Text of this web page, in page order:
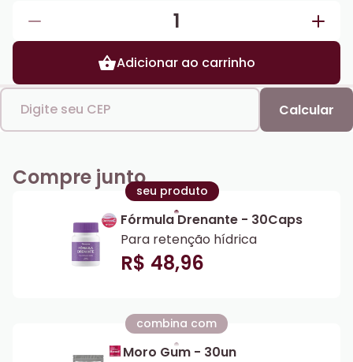
1
Adicionar ao carrinho
Digite seu CEP Calcular
Compre junto
seu produto
Fórmula Drenante - 30Caps
Para retenção hídrica
R$ 48,96
combina com
Moro Gum - 30un